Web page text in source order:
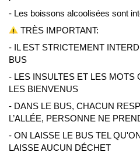
- Les boissons alcoolisées sont
TRÈS IMPORTANT:
- IL EST STRICTEMENT
BUS
- LES INSULTES ET LES MOTS
LES BIENVENUS
- DANS LE BUS, CHACUN
L’ALLÉE, PERSONNE NE
- ON LAISSE LE BUS TEL
LAISSE AUCUN DÉCHET